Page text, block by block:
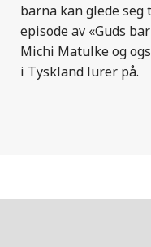
barna kan glede seg
episode av «Guds
Michi Matulke og
i Tyskland lurer på.